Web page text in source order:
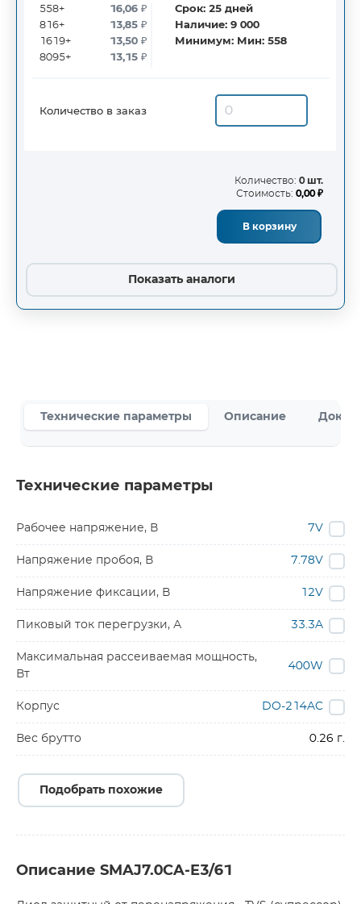
558+
816+
1619+
8095+
16,06₽
13,85₽
13,50₽
13,15₽
Срок:25дней
Наличие:9 000
Минимум: Мин: 558
Количество в заказ
Количество: 0 шт.
Стоимость: 0,00 ₽
В корзину
Показать аналоги
Технические параметры Описание
Технические параметры
Рабочее напряжение, В 7V
Напряжение пробоя, В 7.78V
Напряжение фиксации, В 12V
Пиковый ток перегрузки, А 33.3A
Максимальная рассеиваемая мощность,
Вт
400W
Корпус DO-214AC
Вес брутто 0.26 г.
Подобрать похожие
Описание SMAJ7.0CA-E3/61